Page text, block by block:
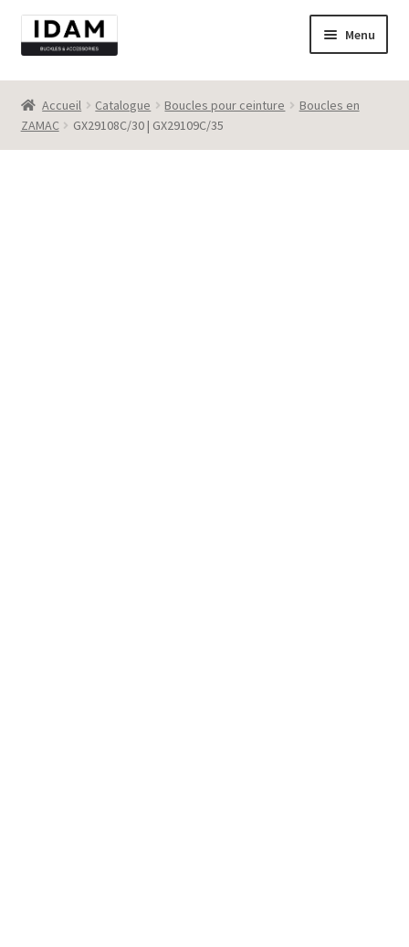
Aller
à
Aller
au
Menu
Catalogue
New
Accueil Catalogue Boucles pour ceinture
Boucles en
ZAMAC
GX29108C/30 | GX29109C/35